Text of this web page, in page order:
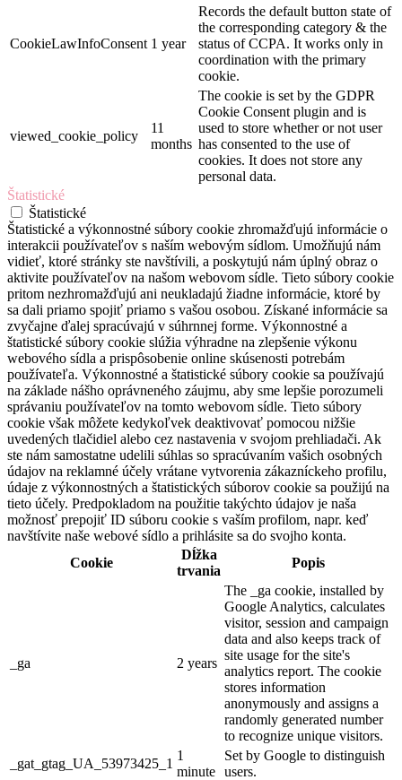
CookieLawInfoConsent 1 year
Records the default button state of
the corresponding category & the
status of CCPA. It works only in
coordination with the primary
cookie.
viewed_cookie_policy
11
months
The cookie is set by the GDPR
Cookie Consent plugin and is
used to store whether or not user
has consented to the use of
cookies. It does not store any
personal data.
Štatistické
Štatistické
Štatistické a výkonnostné súbory cookie zhromažďujú informácie o
interakcii používateľov s naším webovým sídlom. Umožňujú nám
vidieť, ktoré stránky ste navštívili, a poskytujú nám úplný obraz o
aktivite používateľov na našom webovom sídle. Tieto súbory cookie
pritom nezhromažďujú ani neukladajú žiadne informácie, ktoré by
sa dali priamo spojiť priamo s vašou osobou. Získané informácie sa
zvyčajne ďalej spracúvajú v súhrnnej forme. Výkonnostné a
štatistické súbory cookie slúžia výhradne na zlepšenie výkonu
webového sídla a prispôsobenie online skúsenosti potrebám
používateľa. Výkonnostné a štatistické súbory cookie sa používajú
na základe nášho oprávneného záujmu, aby sme lepšie porozumeli
správaniu používateľov na tomto webovom sídle. Tieto súbory
cookie však môžete kedykoľvek deaktivovať pomocou nižšie
uvedených tlačidiel alebo cez nastavenia v svojom prehliadači. Ak
ste nám samostatne udelili súhlas so spracúvaním vašich osobných
údajov na reklamné účely vrátane vytvorenia zákazníckeho profilu,
údaje z výkonnostných a štatistických súborov cookie sa použijú na
tieto účely. Predpokladom na použitie takýchto údajov je naša
možnosť prepojiť ID súboru cookie s vaším profilom, napr. keď
navštívite naše webové sídlo a prihlásite sa do svojho konta.
Cookie
Dĺžka
trvania
Popis
_ga 2 years
The _ga cookie, installed by
Google Analytics, calculates
visitor, session and campaign
data and also keeps track of
site usage for the site's
analytics report. The cookie
stores information
anonymously and assigns a
randomly generated number
to recognize unique visitors.
_gat_gtag_UA_53973425_1
1
minute
Set by Google to distinguish
users.